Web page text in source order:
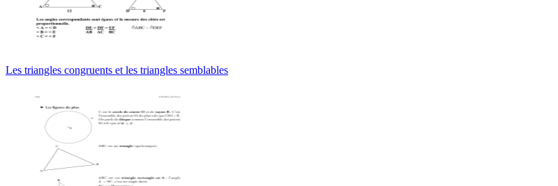
Les triangles congruents et les triangles semblables